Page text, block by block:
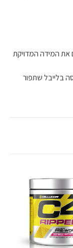
את המידה המדויקת
בלייבל שתפור